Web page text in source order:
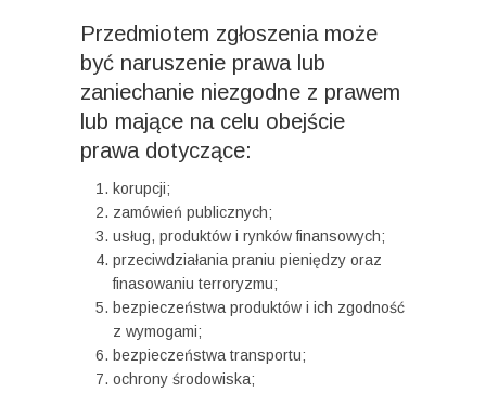
Przedmiotem zgłoszenia może
być naruszenie prawa lub
zaniechanie niezgodne z prawem
lub mające na celu obejście
prawa dotyczące:
korupcji;
zamówień publicznych;
usług, produktów i rynków finansowych;
przeciwdziałania praniu pieniędzy oraz
finasowaniu terroryzmu;
bezpieczeństwa produktów i ich zgodność
z wymogami;
bezpieczeństwa transportu;
ochrony środowiska;